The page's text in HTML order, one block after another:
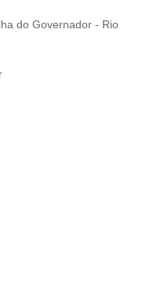
do Governador - Rio